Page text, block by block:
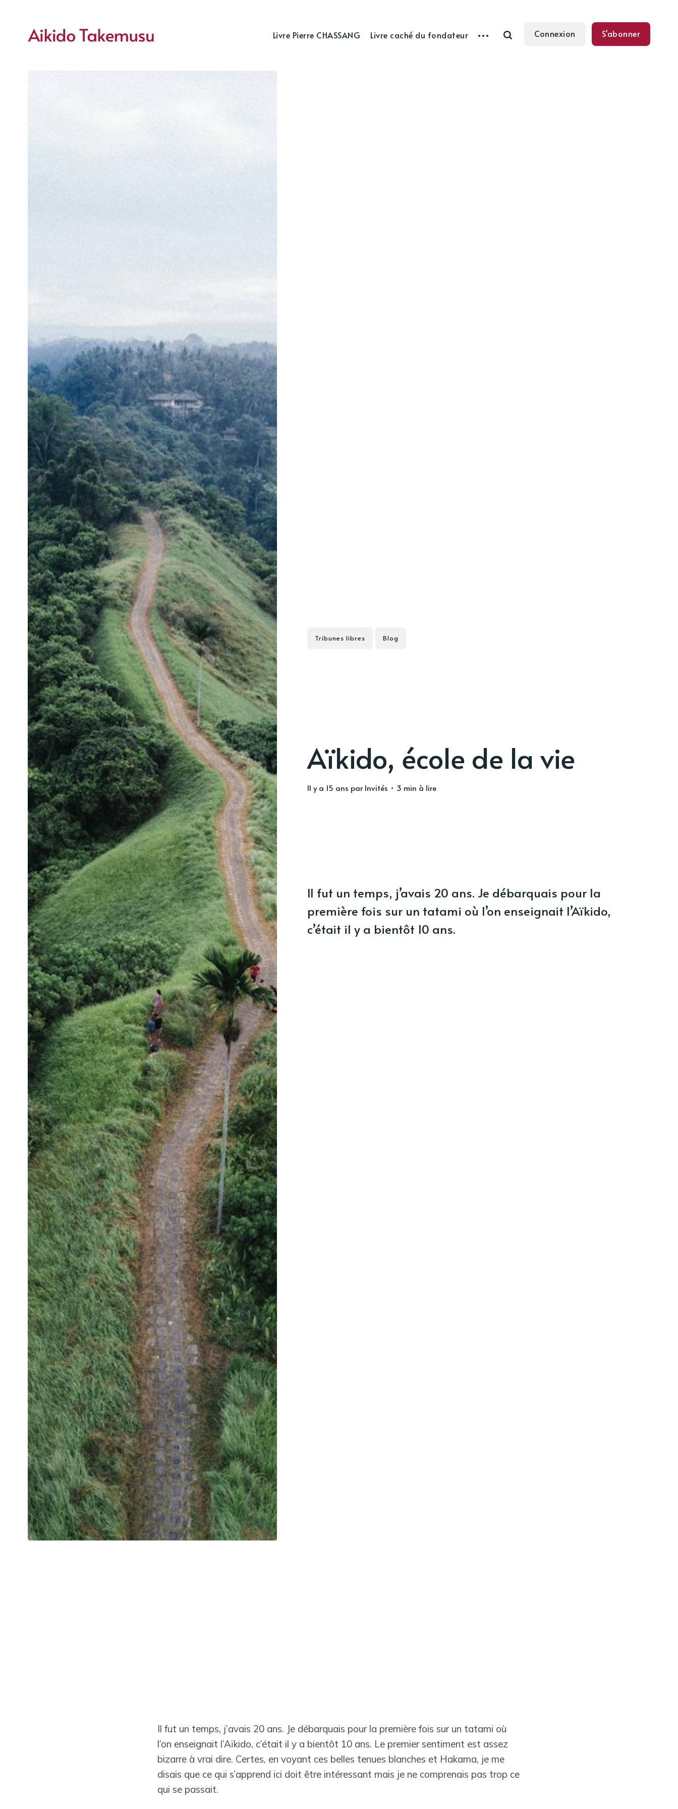
Livre Pierre CHASSANG Livre caché du fondateur Connexion S'abonner
Tribunes libres Blog
Aïkido, école de la vie
il y a 15 ans parInvités • 3 min à lire
Il fut un temps, j’avais 20 ans. Je débarquais pour la
première fois sur un tatami où l’on enseignait l’Aïkido,
c’était il y a bientôt 10 ans.
Il fut un temps, j’avais 20 ans. Je débarquais pour la première fois sur un tatami où
l’on enseignait l’Aïkido, c’était il y a bientôt 10 ans. Le premier sentiment est assez
bizarre à vrai dire. Certes, en voyant ces belles tenues blanches et Hakama, je me
disais que ce qui s’apprend ici doit être intéressant mais je ne comprenais pas trop ce
qui se passait.